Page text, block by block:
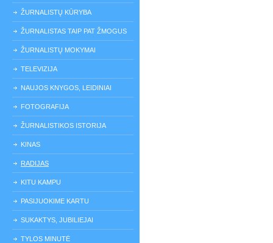
ŽURNALISTŲ KŪRYBA
ŽURNALISTAS TAIP PAT ŽMOGUS
ŽURNALISTŲ MOKYMAI
TELEVIZIJA
NAUJOS KNYGOS, LEIDINIAI
FOTOGRAFIJA
ŽURNALISTIKOS ISTORIJA
KINAS
RADIJAS
KITU KAMPU
PASIJUOKIME KARTU
SUKAKTYS, JUBILIEJAI
TYLOS MINUTĖ